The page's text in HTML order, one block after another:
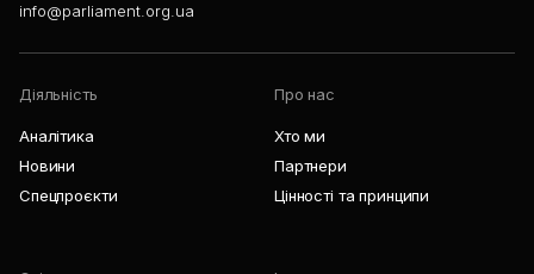
info@parliament.org.ua
Діяльність
Аналітика
Новини
Спецпроєкти
Про нас
Хто ми
Партнери
Цінності та принципи